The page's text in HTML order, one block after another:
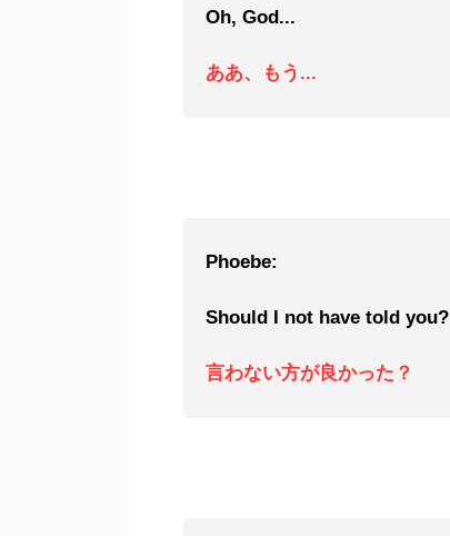
Oh, God...
ああ、もう...
Phoebe:
Should I not have told you?
言わない方が良かった？